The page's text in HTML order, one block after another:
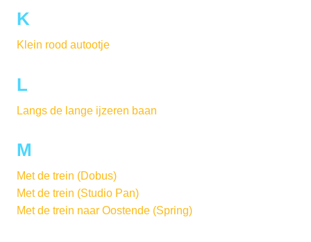
K
Klein rood autootje
L
Langs de lange ijzeren baan
M
Met de trein (Dobus)
Met de trein (Studio Pan)
Met de trein naar Oostende (Spring)